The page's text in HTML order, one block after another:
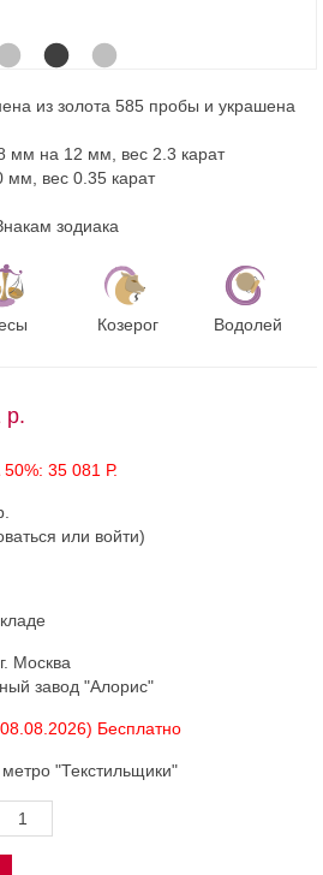
из золота 585 пробы и украшена
мм на 12 мм, вес 2.3 карат
мм, вес 0.35 карат
зодиака
Козерог Водолей
р.
35 081 Р.
или войти)
Москва
завод "Алорис"
Бесплатно
"Текстильщики"